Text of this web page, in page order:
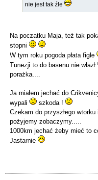
nie jest tak źle
Na początku Maja, też tak
stopni
W tym roku pogoda płata figle
Tunezji to do basenu nie wlazł
porażka....
Ja miałem jechać do
wypali
szkoda !
Czekam do przyszłego
pożyjemy zobaczymy.....
1000km jechać żeby mieć to
Jastarnie